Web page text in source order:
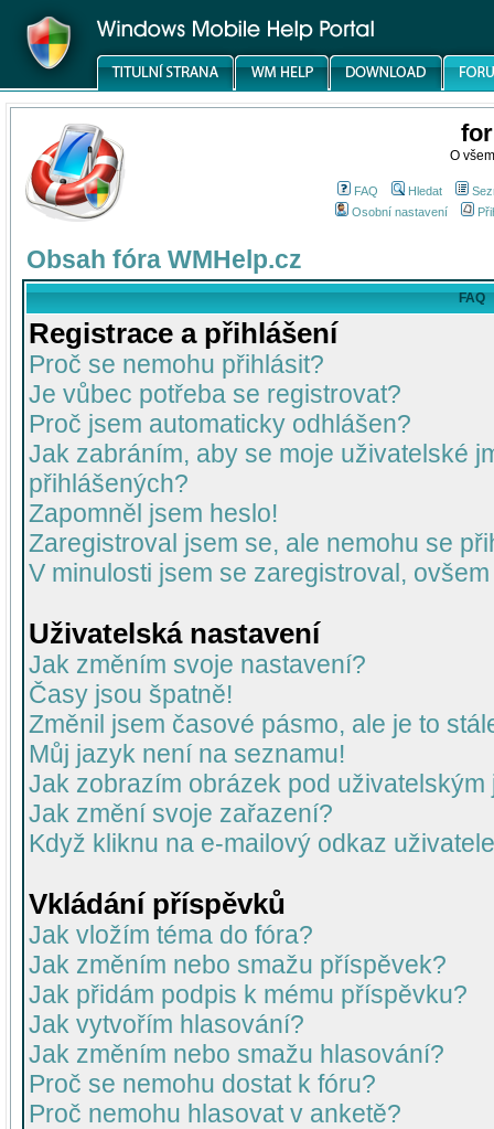
O
FAQ Hledat
Osobní nastavení
Obsah fóra WMHelp.cz
FAQ
Registrace a přihlášení
Proč se nemohu přihlásit?
Je vůbec potřeba se registrovat?
Proč jsem automaticky odhlášen?
Jak zabráním, aby se moje uživatelské
přihlášených?
Zapomněl jsem heslo!
Zaregistroval jsem se, ale nemohu se
V minulosti jsem se zaregistroval,
Uživatelská nastavení
Jak změním svoje nastavení?
Časy jsou špatně!
Změnil jsem časové pásmo, ale je to
Můj jazyk není na seznamu!
Jak zobrazím obrázek pod uživatelským
Jak změní svoje zařazení?
Když kliknu na e-mailový odkaz
Vkládání příspěvků
Jak vložím téma do fóra?
Jak změním nebo smažu příspěvek?
Jak přidám podpis k mému příspěvku?
Jak vytvořím hlasování?
Jak změním nebo smažu hlasování?
Proč se nemohu dostat k fóru?
Proč nemohu hlasovat v anketě?